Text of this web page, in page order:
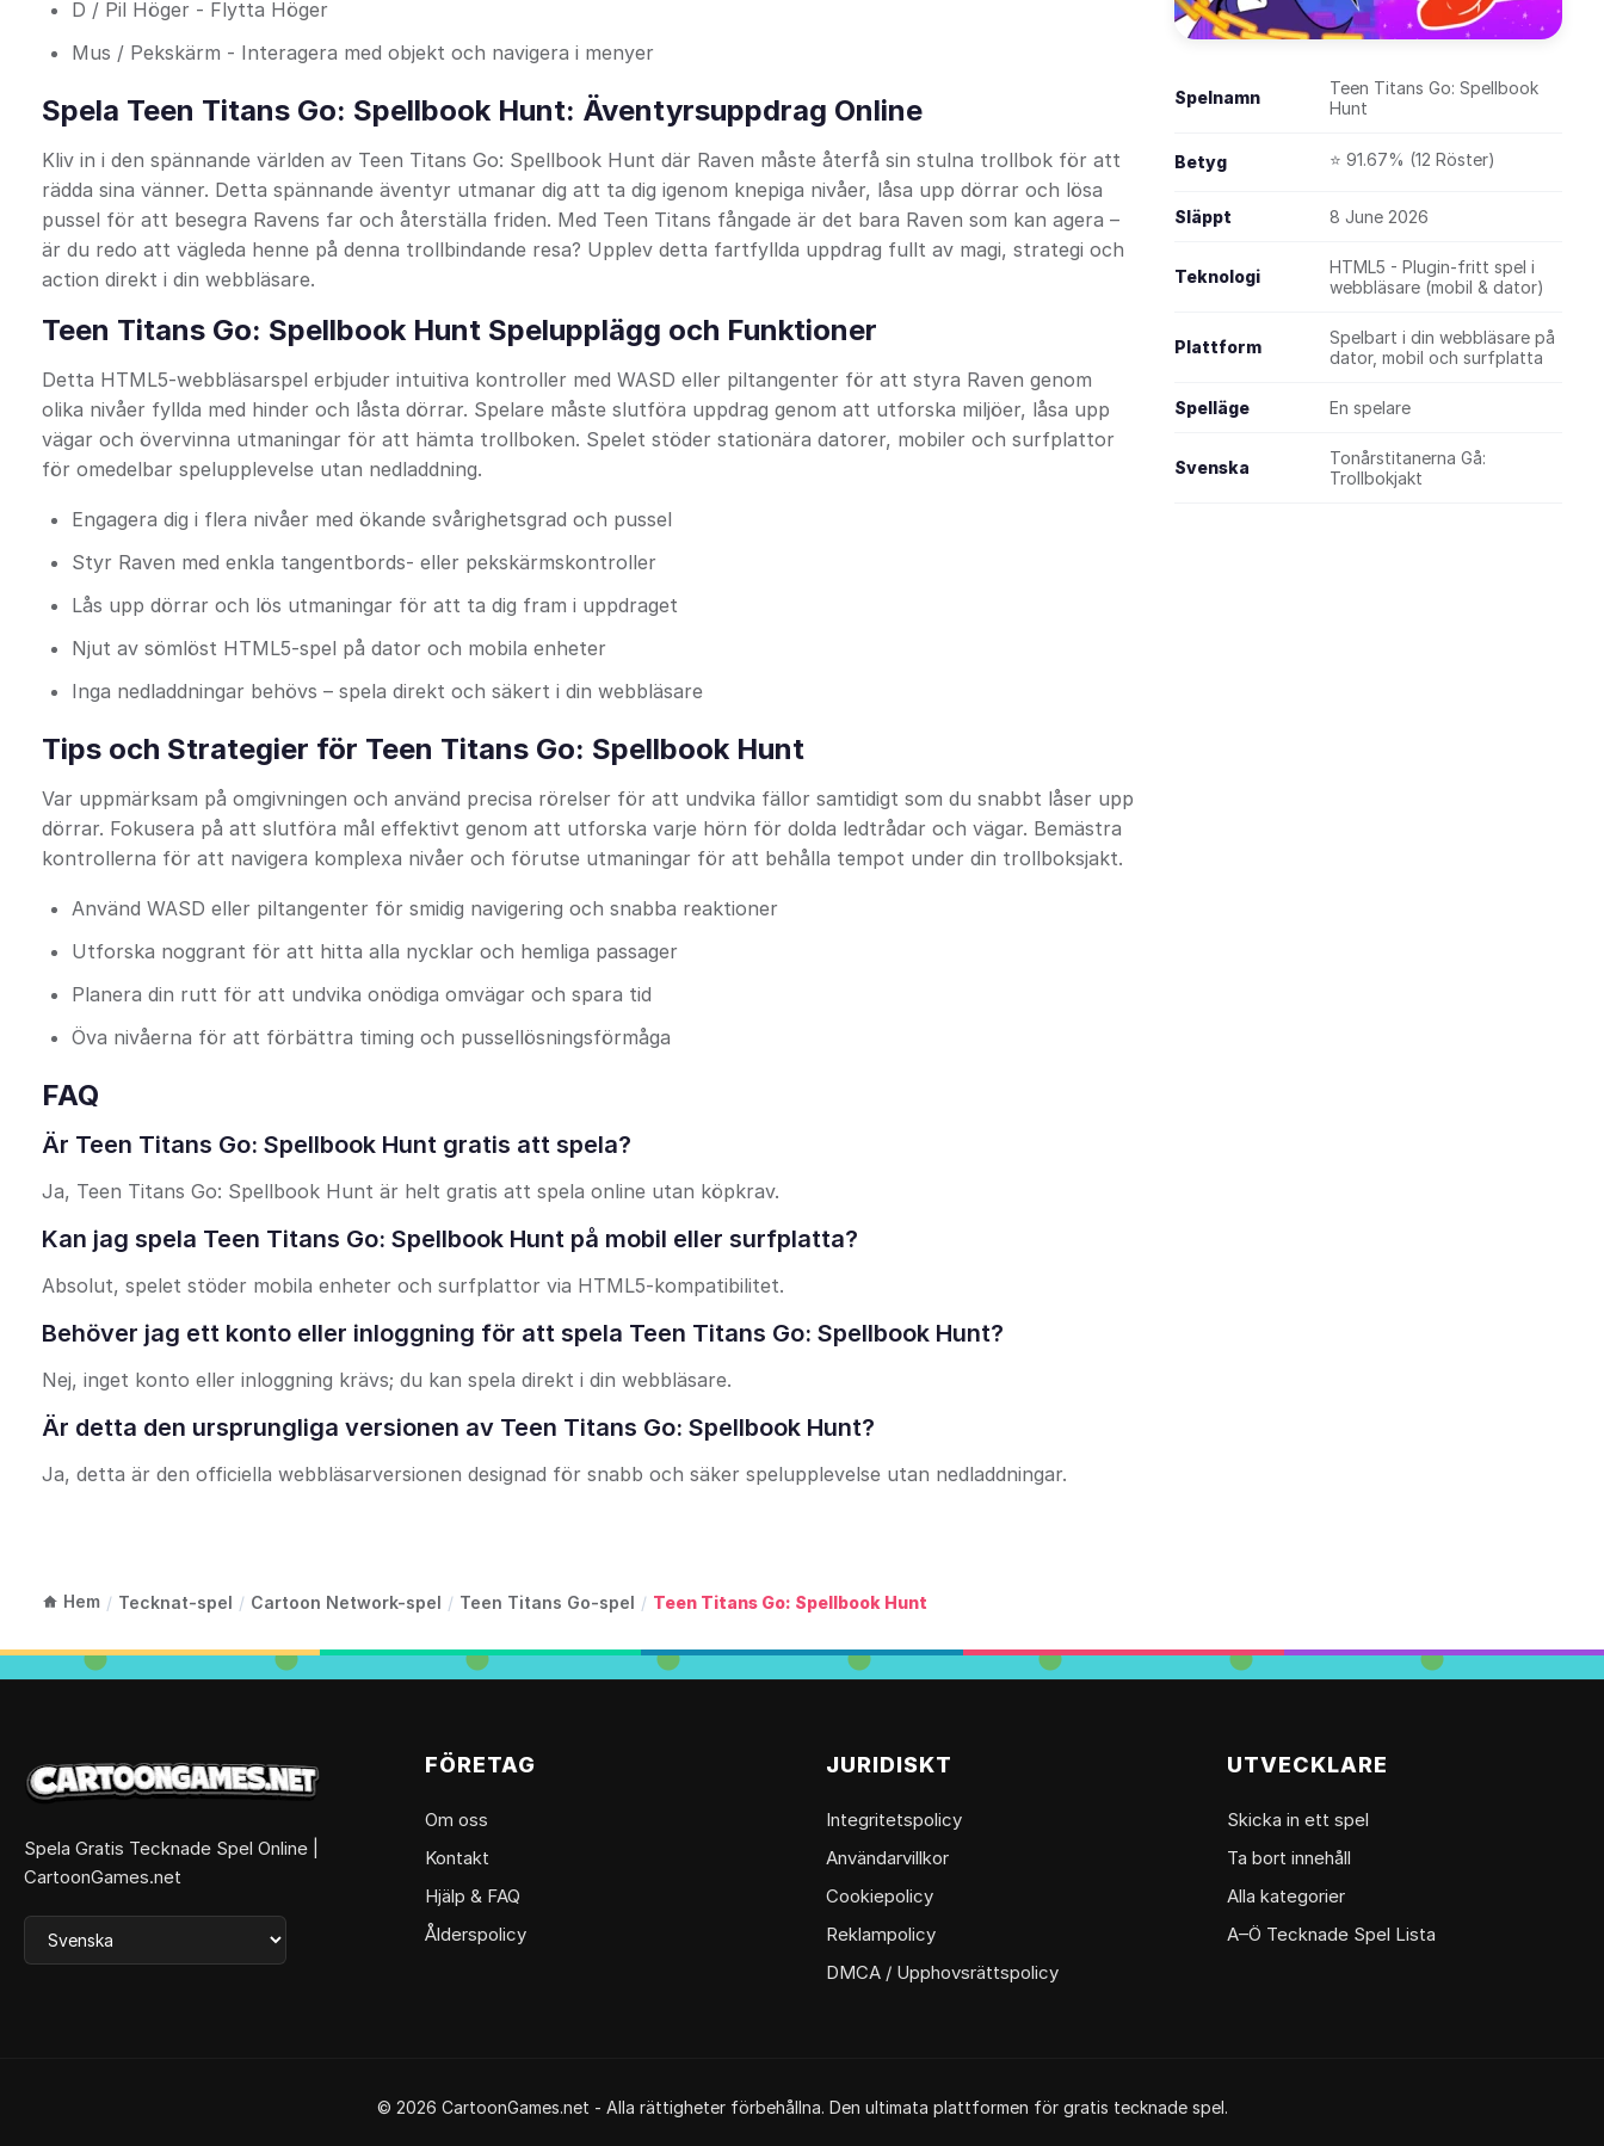
D / Pil Höger - Flytta Höger
Mus / Pekskärm - Interagera med objekt och navigera i menyer
Spela Teen Titans Go: Spellbook Hunt: Äventyrsuppdrag Online
Kliv in i den spännande världen av Teen Titans Go: Spellbook Hunt där Raven måste återfå sin stulna trollbok för att
rädda sina vänner. Detta spännande äventyr utmanar dig att ta dig igenom knepiga nivåer, låsa upp dörrar och lösa
pussel för att besegra Ravens far och återställa friden. Med Teen Titans fångade är det bara Raven som kan agera –
är du redo att vägleda henne på denna trollbindande resa? Upplev detta fartfyllda uppdrag fullt av magi, strategi och
action direkt i din webbläsare.
Teen Titans Go: Spellbook Hunt Spelupplägg och Funktioner
Detta HTML5-webbläsarspel erbjuder intuitiva kontroller med WASD eller piltangenter för att styra Raven genom
olika nivåer fyllda med hinder och låsta dörrar. Spelare måste slutföra uppdrag genom att utforska miljöer, låsa upp
vägar och övervinna utmaningar för att hämta trollboken. Spelet stöder stationära datorer, mobiler och surfplattor
för omedelbar spelupplevelse utan nedladdning.
Engagera dig i flera nivåer med ökande svårighetsgrad och pussel
Styr Raven med enkla tangentbords- eller pekskärmskontroller
Lås upp dörrar och lös utmaningar för att ta dig fram i uppdraget
Njut av sömlöst HTML5-spel på dator och mobila enheter
Inga nedladdningar behövs – spela direkt och säkert i din webbläsare
Tips och Strategier för Teen Titans Go: Spellbook Hunt
Var uppmärksam på omgivningen och använd precisa rörelser för att undvika fällor samtidigt som du snabbt låser upp
dörrar. Fokusera på att slutföra mål effektivt genom att utforska varje hörn för dolda ledtrådar och vägar. Bemästra
kontrollerna för att navigera komplexa nivåer och förutse utmaningar för att behålla tempot under din trollboksjakt.
Använd WASD eller piltangenter för smidig navigering och snabba reaktioner
Utforska noggrant för att hitta alla nycklar och hemliga passager
Planera din rutt för att undvika onödiga omvägar och spara tid
Öva nivåerna för att förbättra timing och pussellösningsförmåga
FAQ
Är Teen Titans Go: Spellbook Hunt gratis att spela?
Ja, Teen Titans Go: Spellbook Hunt är helt gratis att spela online utan köpkrav.
Kan jag spela Teen Titans Go: Spellbook Hunt på mobil eller surfplatta?
Absolut, spelet stöder mobila enheter och surfplattor via HTML5-kompatibilitet.
Behöver jag ett konto eller inloggning för att spela Teen Titans Go: Spellbook Hunt?
Nej, inget konto eller inloggning krävs; du kan spela direkt i din webbläsare.
Är detta den ursprungliga versionen av Teen Titans Go: Spellbook Hunt?
Ja, detta är den officiella webbläsarversionen designad för snabb och säker spelupplevelse utan nedladdningar.
Spelnamn
Teen Titans Go: Spellbook
Hunt
Betyg ⭐ 91.67% (12 Röster)
Släppt 8 June 2026
Teknologi
HTML5 - Plugin-fritt spel i
webbläsare (mobil & dator)
Plattform
Spelbart i din webbläsare på
dator, mobil och surfplatta
Spelläge En spelare
Svenska
Tonårstitanerna Gå:
Trollbokjakt
Hem / Tecknat-spel / Cartoon Network-spel / Teen Titans Go-spel / Teen Titans Go: Spellbook Hunt
Spela Gratis Tecknade Spel Online |
CartoonGames.net
FÖRETAG
Om oss
Kontakt
Hjälp & FAQ
Ålderspolicy
JURIDISKT
Integritetspolicy
Användarvillkor
Cookiepolicy
Reklampolicy
DMCA / Upphovsrättspolicy
UTVECKLARE
Skicka in ett spel
Ta bort innehåll
Alla kategorier
A–Ö Tecknade Spel Lista
© 2026 CartoonGames.net - Alla rättigheter förbehållna. Den ultimata plattformen för gratis tecknade spel.